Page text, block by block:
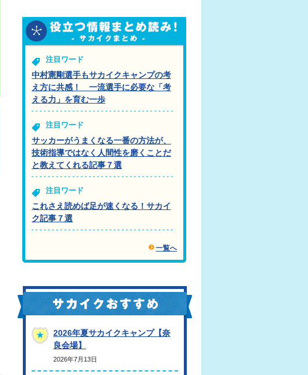
注目ワード
中村憲剛選手もサカイクキャンプの考
え方に共感！ 一流選手に必要な「考
える力」を育む一歩
注目ワード
サッカーがうまくなる一番の方法が、
技術指導ではなく人間性を磨くことだ
と教えてくれる記事７選
注目ワード
これさえ読めば足が速くなる！サカイ
ク記事７選
一覧へ
2026年夏サカイクキャンプ【奈
良会場】
2026年7月13日